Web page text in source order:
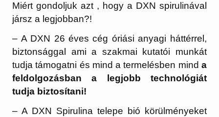
Miért gondoljuk azt , hogy a DXN spirulinával
jársz a legjobban?!
– A DXN 26 éves cég óriási anyagi háttérrel,
biztonsággal ami a szakmai kutatói munkát
tudja támogatni és mind a termelésben mind a
feldolgozásban a legjobb technológiát
tudja biztosítani!
– A DXN Spirulina telepe bió körülményeket